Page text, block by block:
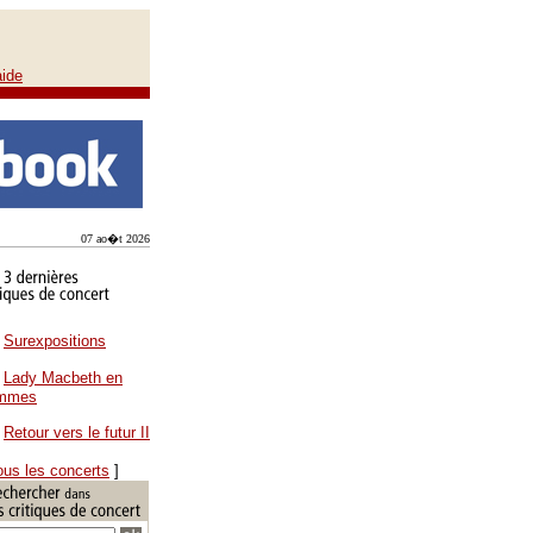
07 ao�t 2026
Surexpositions
Lady Macbeth en
Retour vers le futur II
les concerts ]